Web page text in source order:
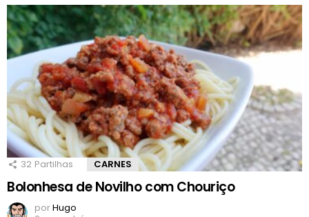
32 Partilhas CARNES
Bolonhesa de Novilho com Chouriço
porHugo